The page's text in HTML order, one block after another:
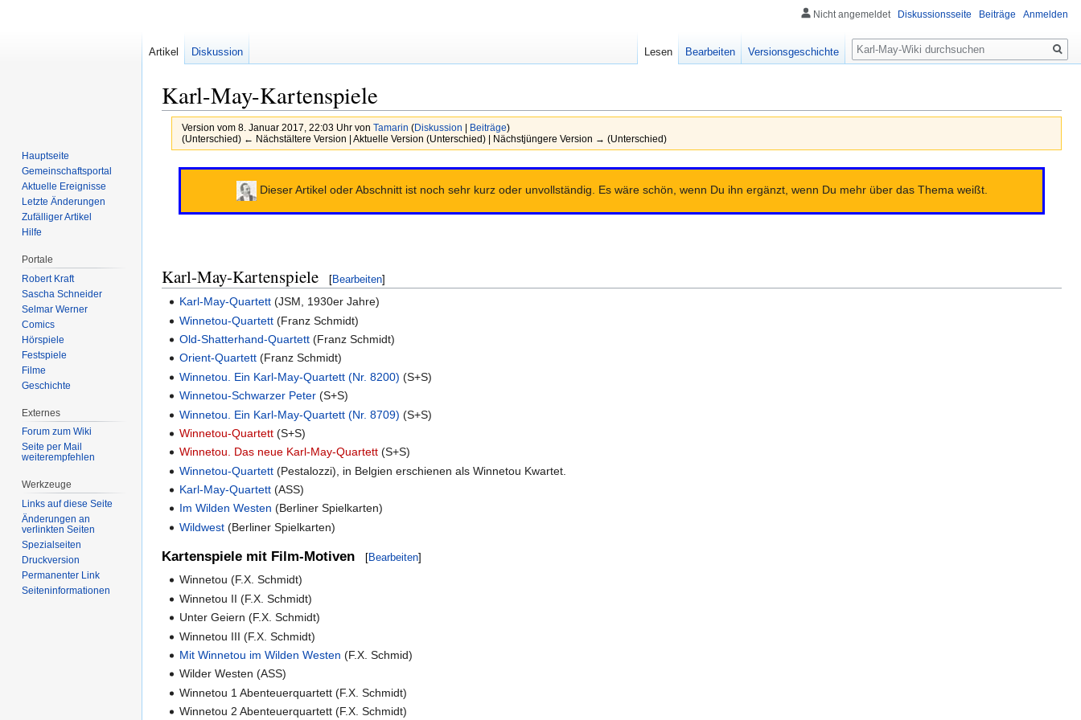
Karl-May-Kartenspiele
Version vom 8. Januar 2017, 22:03 Uhr von Tamarin (Diskussion Beiträge)
(Unterschied) ← Nächstältere Version | Aktuelle Version (Unterschied) | Nächstjüngere Version → (Unterschied)
Dieser Artikel oder Abschnitt ist noch sehr kurz oder unvollständig. Es wäre schön, wenn Du ihn ergänzt, wenn Du mehr über das Thema weißt.
Karl-May-Kartenspiele [Bearbeiten]
Karl-May-Quartett (JSM, 1930er Jahre)
Winnetou-Quartett (Franz Schmidt)
‎Old-Shatterhand-Quartett (Franz Schmidt)
Orient-Quartett (Franz Schmidt)
Winnetou. Ein Karl-May-Quartett (Nr. 8200) (S+S)
Winnetou-Schwarzer Peter (S+S)
Winnetou. Ein Karl-May-Quartett (Nr. 8709) (S+S)
Winnetou-Quartett (S+S)
Winnetou. Das neue Karl-May-Quartett (S+S)
Winnetou-Quartett (Pestalozzi), in Belgien erschienen als Winnetou Kwartet.
Karl-May-Quartett (ASS)
Im Wilden Westen (Berliner Spielkarten)
Wildwest (Berliner Spielkarten)
Kartenspiele mit Film-Motiven [Bearbeiten]
Winnetou (F.X. Schmidt)
Winnetou II (F.X. Schmidt)
Unter Geiern (F.X. Schmidt)
Winnetou III (F.X. Schmidt)
Mit Winnetou im Wilden Westen (F.X. Schmid)
Wilder Westen (ASS)
Winnetou 1 Abenteuerquartett (F.X. Schmidt)
Winnetou 2 Abenteuerquartett (F.X. Schmidt)
Nicht angemeldet Diskussionsseite Beiträge Anmelden
Artikel Diskussion Lesen Bearbeiten Versionsgeschichte
Suche
Hauptseite
Gemeinschafts­portal
Aktuelle Ereignisse
Letzte Änderungen
Zufälliger Artikel
Hilfe
Portale
Robert Kraft
Sascha Schneider
Selmar Werner
Comics
Hörspiele
Festspiele
Filme
Geschichte
Externes
Forum zum Wiki
Seite per Mail
weiterempfehlen
Werkzeuge
Links auf diese Seite
Änderungen an
verlinkten Seiten
Spezialseiten
Druckversion
Permanenter Link
Seiten­informationen